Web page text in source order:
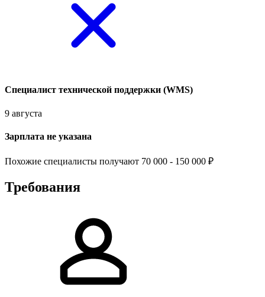
Специалист технической поддержки (WMS)
9 августа
Зарплата не указана
Похожие специалисты получают 70 000 - 150 000 ₽
Требования